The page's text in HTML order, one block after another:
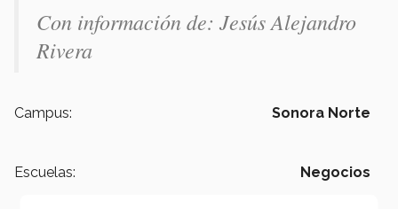
Con información de: Jesús Alejandro
Rivera
Campus: Sonora Norte
Escuelas: Negocios